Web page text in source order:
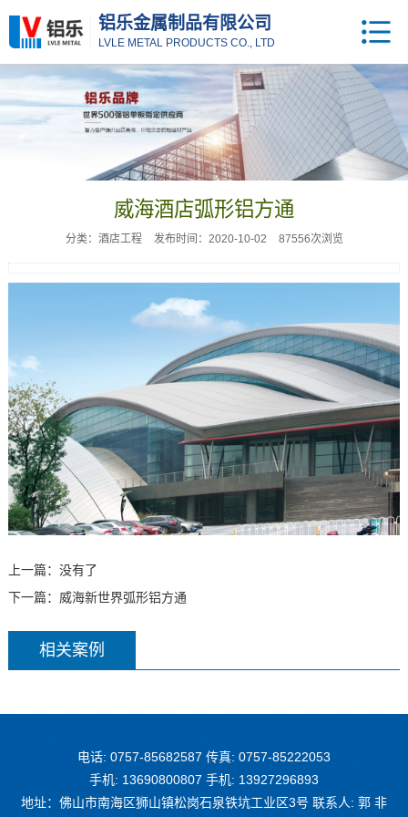
铝乐金属制品有限公司
LVLE METAL PRODUCTS CO., LTD
威海酒店弧形铝方通
分类：酒店工程 发布时间：2020-10-02 87556次浏览
上一篇：没有了
下一篇： 威海新世界弧形铝方通
相关案例
电话: 0757-85682587 传真: 0757-85222053
手机: 13690800807 手机: 13927296893
地址：佛山市南海区狮山镇松岗石泉铁坑工业区3号 联系人: 郭 非